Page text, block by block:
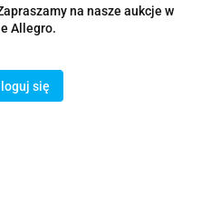
na nasze aukcje w
Allegro.
się